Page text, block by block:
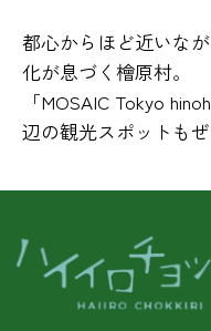
都心からほど近いな
化が息づく檜原村。
「MOSAIC Tokyo
辺の観光スポットも